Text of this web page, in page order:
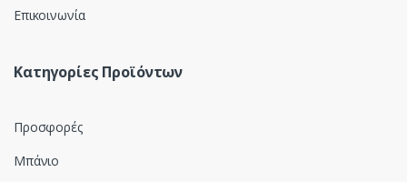
Επικοινωνία
Κατηγορίες Προϊόντων
Προσφορές
Μπάνιο